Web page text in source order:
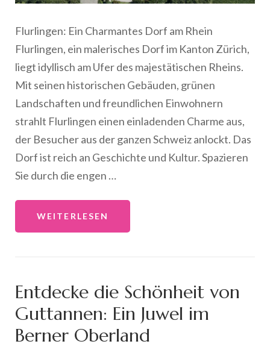
Flurlingen: Ein Charmantes Dorf am Rhein
Flurlingen, ein malerisches Dorf im Kanton Zürich,
liegt idyllisch am Ufer des majestätischen Rheins.
Mit seinen historischen Gebäuden, grünen
Landschaften und freundlichen Einwohnern
strahlt Flurlingen einen einladenden Charme aus,
der Besucher aus der ganzen Schweiz anlockt. Das
Dorf ist reich an Geschichte und Kultur. Spazieren
Sie durch die engen …
WEITERLESEN
Entdecke die Schönheit von
Guttannen: Ein Juwel im
Berner Oberland